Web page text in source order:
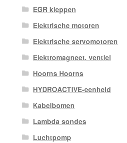
EGR kleppen
Elektrische motoren
Elektrische servomotoren
Elektromagneet. ventiel
Hoorns Hoorns
HYDROACTIVE-eenheid
Kabelbomen
Lambda sondes
Luchtpomp